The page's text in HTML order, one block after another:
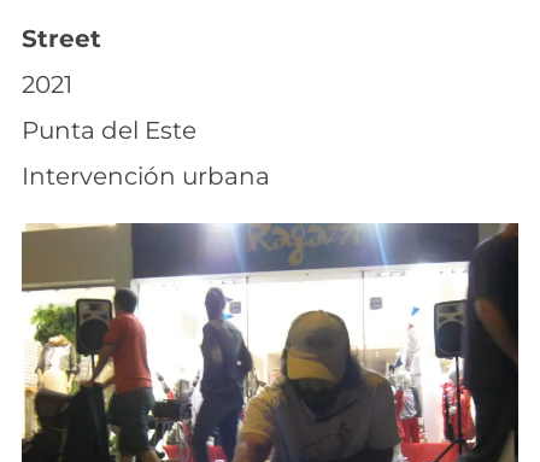
Street
2021
Punta del Este
Intervención urbana